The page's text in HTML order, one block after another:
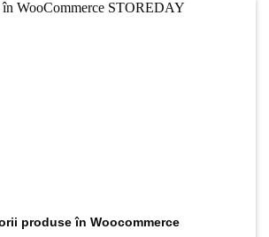
produse în Woocommerce